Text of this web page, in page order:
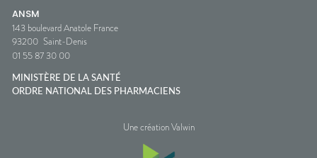
ANSM
143 boulevard Anatole France
93200 Saint-Denis
01 55 87 30 00
MINISTÈRE DE LA SANTÉ
ORDRE NATIONAL DES PHARMACIENS
Une création Valwin